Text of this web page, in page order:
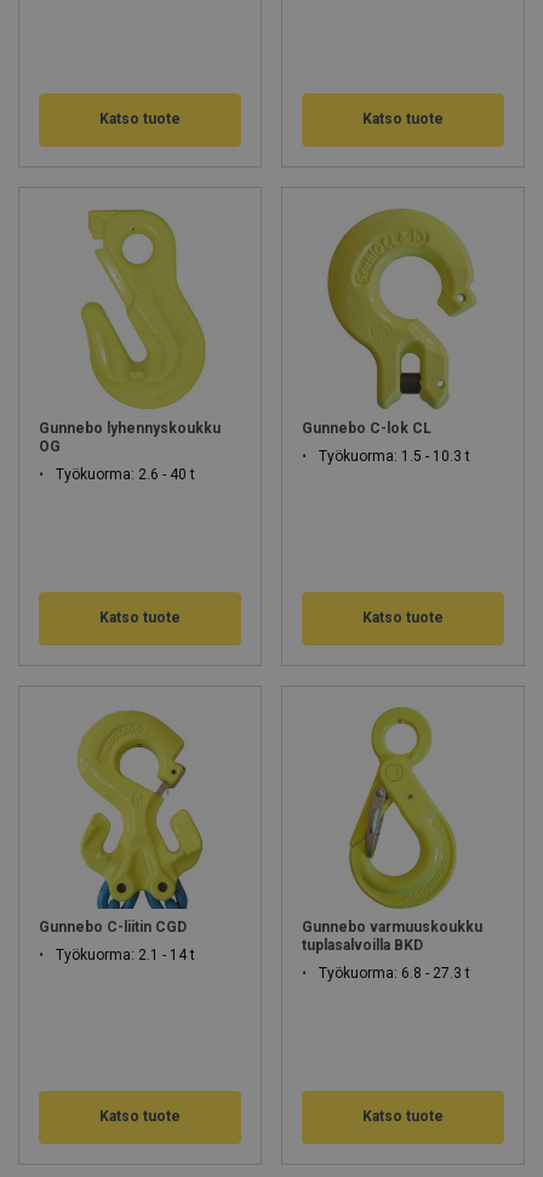
Katso tuote Katso tuote
Gunnebo lyhennyskoukku
OG
Työkuorma: 2.6 - 40 t
Katso tuote
Gunnebo C-lok CL
Työkuorma: 1.5 - 10.3 t
Katso tuote
Gunnebo C-liitin CGD
Työkuorma: 2.1 - 14 t
Katso tuote
Gunnebo varmuuskoukku
tuplasalvoilla BKD
Työkuorma: 6.8 - 27.3 t
Katso tuote